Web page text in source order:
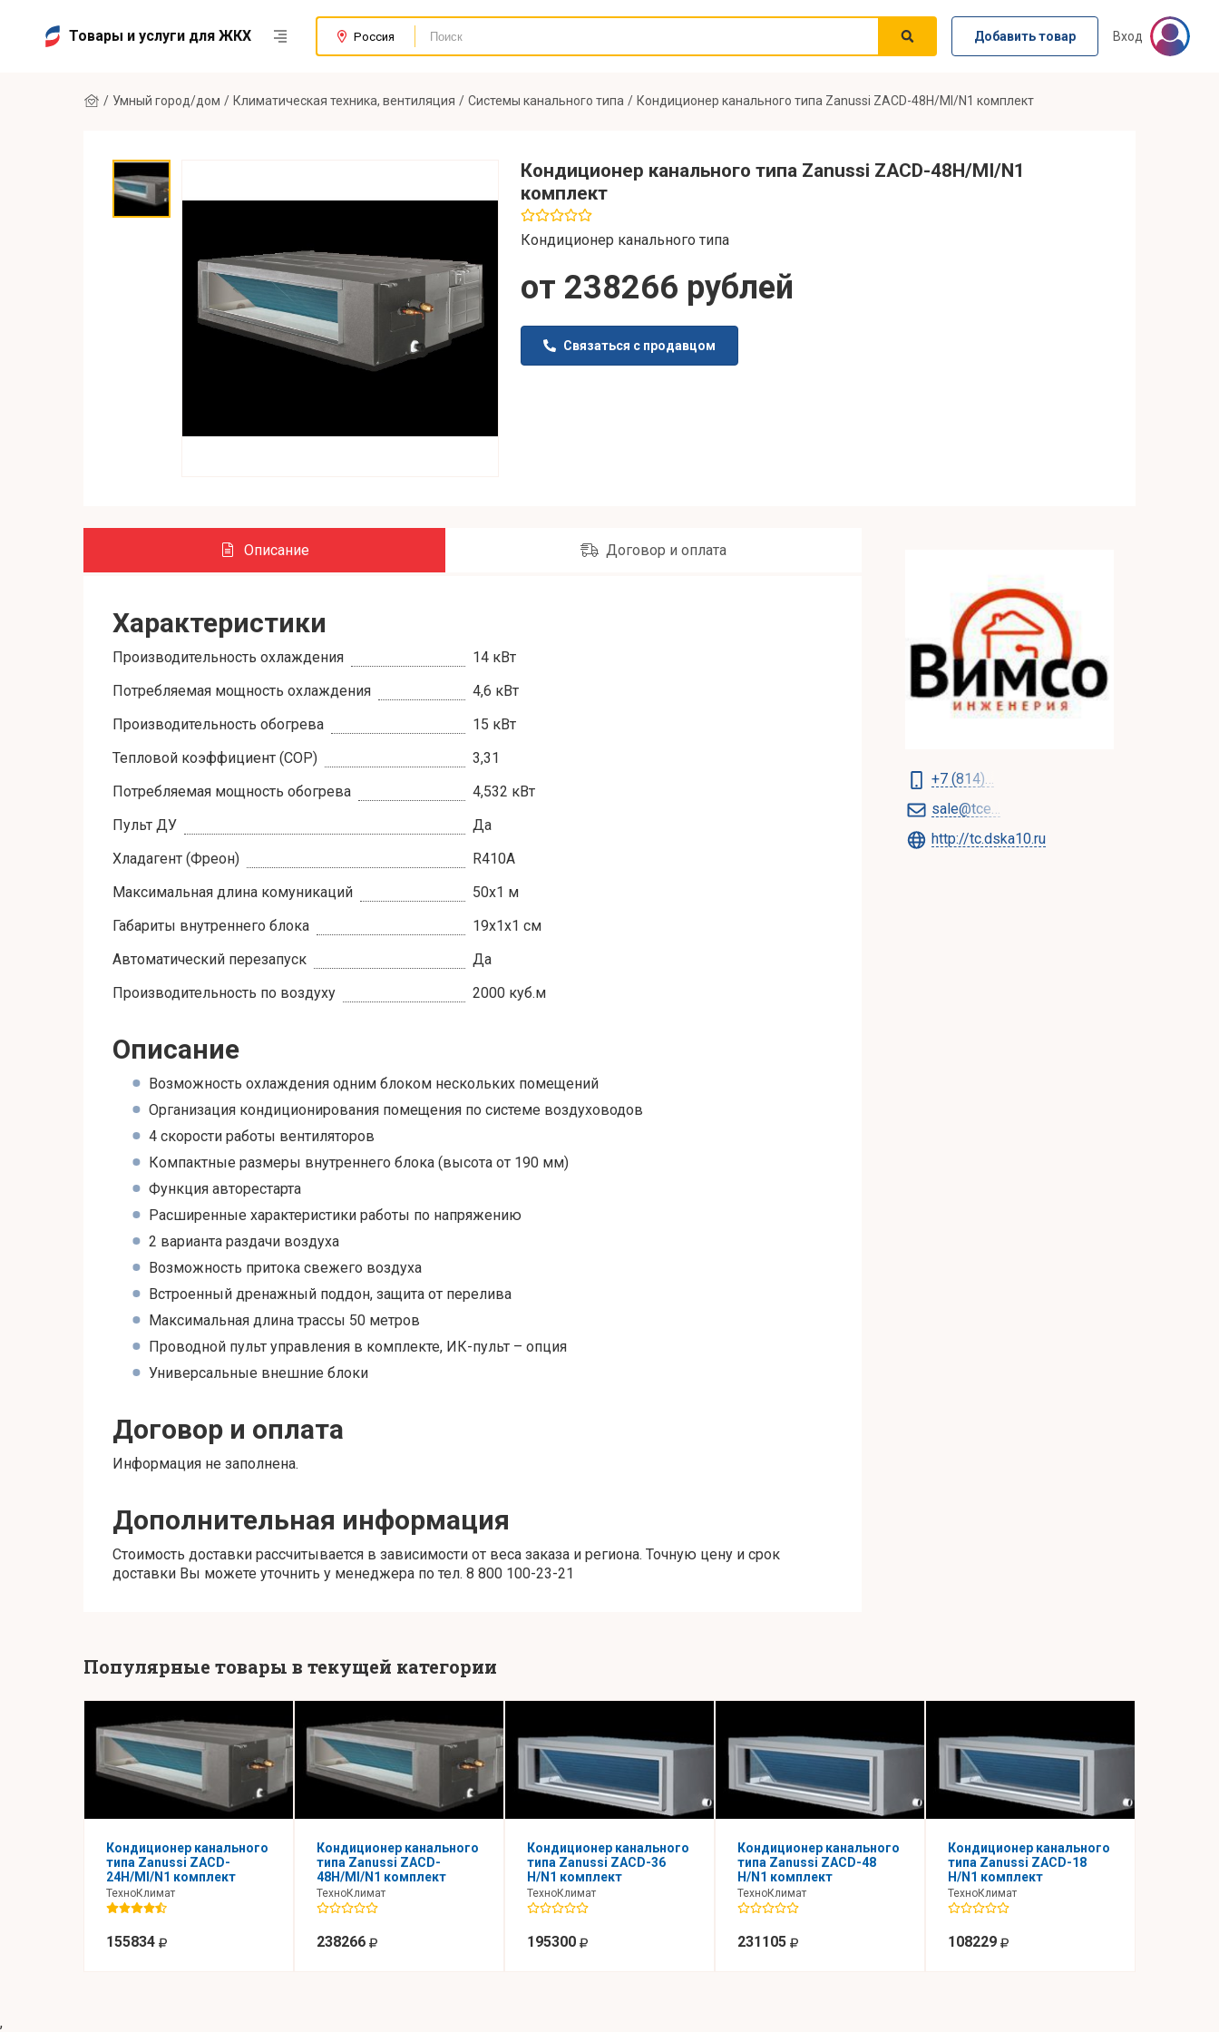
Товары и услуги для ЖКХ Россия Добавить товар Вход
Умный город/дом Климатическая техника, вентиляция Системы канального типа Кондиционер канального типа Zanussi ZACD-48H/MI/N1 комплект
Кондиционер канального типа Zanussi ZACD-48H/MI/N1
комплект
Кондиционер канального типа
от 238266 рублей
Связаться с продавцом
Описание Договор и оплата
Характеристики
Производительность охлаждения
14 кВт
Потребляемая мощность охлаждения
4,6 кВт
Производительность обогрева
15 кВт
Тепловой коэффициент (COP)
3,31
Потребляемая мощность обогрева
4,532 кВт
Пульт ДУ
Да
Хладагент (Фреон)
R410A
Максимальная длина комуникаций
50x1 м
Габариты внутреннего блока
19x1x1 см
Автоматический перезапуск
Да
Производительность по воздуху
2000 куб.м
Описание
Возможность охлаждения одним блоком нескольких помещений
Организация кондиционирования помещения по системе воздуховодов
4 скорости работы вентиляторов
Компактные размеры внутреннего блока (высота от 190 мм)
Функция авторестарта
Расширенные характеристики работы по напряжению
2 варианта раздачи воздуха
Возможность притока свежего воздуха
Встроенный дренажный поддон, защита от перелива
Максимальная длина трассы 50 метров
Проводной пульт управления в комплекте, ИК-пульт – опция
Универсальные внешние блоки
Договор и оплата
Информация не заполнена.
Дополнительная информация
Стоимость доставки рассчитывается в зависимости от веса заказа и региона. Точную цену и срок
доставки Вы можете уточнить у менеджера по тел. 8 800 100-23-21
+7 (814)…
sale@tce…
http://tc.dska10.ru
Популярные товары в текущей категории
Кондиционер канального
типа Zanussi ZACD-
24H/MI/N1 комплект
ТехноКлимат
155834
Кондиционер канального
типа Zanussi ZACD-
48H/MI/N1 комплект
ТехноКлимат
238266
Кондиционер канального
типа Zanussi ZACD-36
H/N1 комплект
ТехноКлимат
195300
Кондиционер канального
типа Zanussi ZACD-48
H/N1 комплект
ТехноКлимат
231105
Кондиционер канального
типа Zanussi ZACD-18
H/N1 комплект
ТехноКлимат
108229
,